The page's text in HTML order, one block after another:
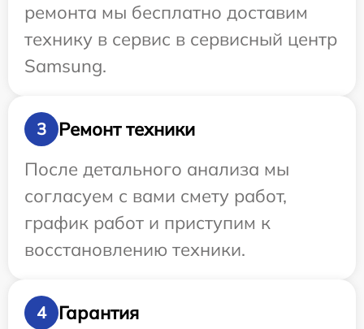
ремонта мы бесплатно доставим
технику в сервис в сервисный центр
Samsung.
3
Ремонт техники
После детального анализа мы
согласуем с вами смету работ,
график работ и приступим к
восстановлению техники.
4
Гарантия